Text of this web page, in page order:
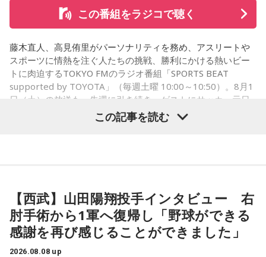
この番組をラジコで聴く
藤木直人、高見侑里がパーソナリティを務め、アスリートや
スポーツに情熱を注ぐ人たちの挑戦、勝利にかける熱いビー
トに肉迫するTOKYO FMのラジオ番組「SPORTS BEAT
supported by TOYOTA」（毎週土曜 10:00～10:50）。8月1
日（土）の放送も、先週に引き続き、ゲストにサッカー元日
本代表の福田正博さんが登場！ 当記事では、「FIFAワールド
カップ26（以下、W杯）」でブラジルに対する発言が波紋を
（左から）福田正博さん、藤木直人、高見侑里
1966年生まれの福田正博さんは、日本人初のJリーグ得点王に
この記事を読む
【西武】山田陽翔投手インタビュー 右
肘手術から1軍へ復帰し「野球ができる
感謝を再び感じることができました」
2026.08.08 up